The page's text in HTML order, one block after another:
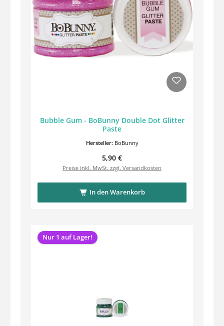
Bubble Gum - BoBunny Double Dot Glitter
Paste
Hersteller: BoBunny
Regulärer Preis:
5,90 €
Preise inkl. MwSt. zzgl. Versandkosten
In den Warenkorb
Nur 1 auf Lager!